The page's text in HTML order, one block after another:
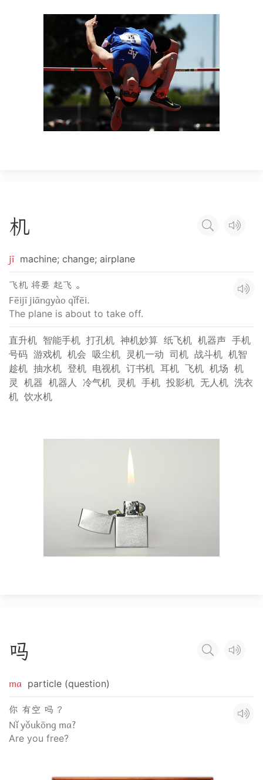
机
jī machine; change; airplane
飞机 将要 起飞 。
Fēijī jiāngyào qǐfēi.
The plane is about to take off.
直升机 智能手机 打孔机 神机妙算 纸飞机 机器声 手机
号码 游戏机 机会 吸尘机 灵机一动 司机 战斗机 机智
趁机 抽水机 登机 电视机 订书机 耳机 飞机 机场 机
灵
机器 机器人 冷气机 灵机 手机 投影机 无人机 洗衣
机 饮水机
吗
ma particle (question)
你 有空 吗 ？
Nǐ yǒukōng ma?
Are you free?